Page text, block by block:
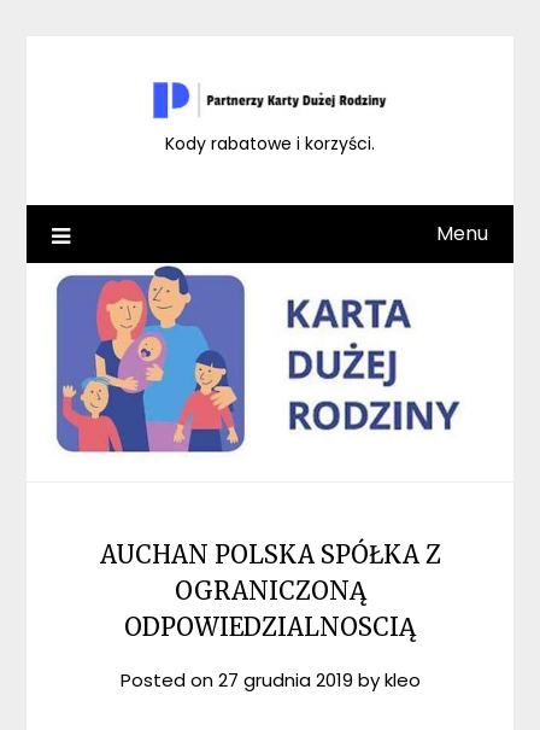
Kody rabatowe i korzyści.
Menu
AUCHAN POLSKA SPÓŁKA Z
OGRANICZONĄ
ODPOWIEDZIALNOSCIĄ
Posted on27 grudnia 2019 bykleo